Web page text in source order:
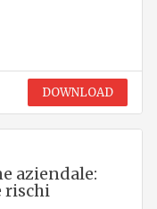
DOWNLOAD
aziendale:
rischi